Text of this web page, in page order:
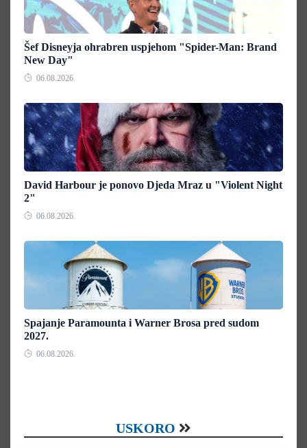
Šef Disneyja ohrabren uspjehom "Spider-Man: Brand
New Day"
06.08.2026.
David Harbour je ponovo Djeda Mraz u "Violent Night
2"
06.08.2026.
Spajanje Paramounta i Warner Brosa pred sudom
2027.
06.08.2026.
USKORO